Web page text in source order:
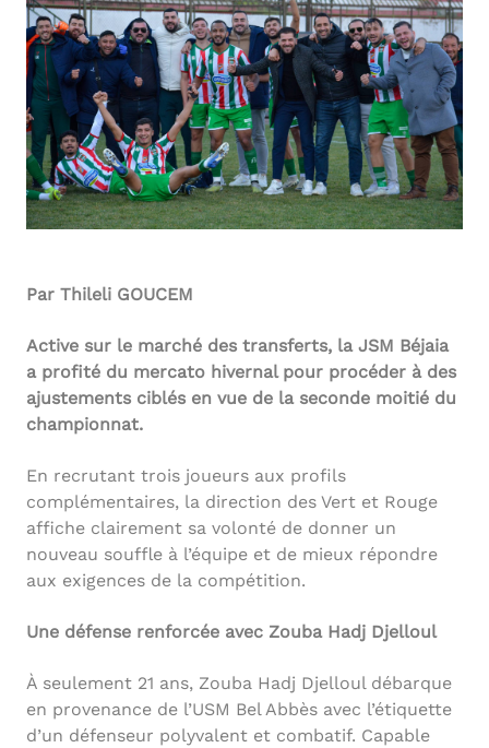
Par Thileli GOUCEM
Active sur le marché des transferts, la JSM Béjaia
a profité du mercato hivernal pour procéder à des
ajustements ciblés en vue de la seconde moitié du
championnat.
En recrutant trois joueurs aux profils
complémentaires, la direction des Vert et Rouge
affiche clairement sa volonté de donner un
nouveau souffle à l’équipe et de mieux répondre
aux exigences de la compétition.
Une défense renforcée avec Zouba Hadj Djelloul
À seulement 21 ans, Zouba Hadj Djelloul débarque
en provenance de l’USM Bel Abbès avec l’étiquette
d’un défenseur polyvalent et combatif. Capable